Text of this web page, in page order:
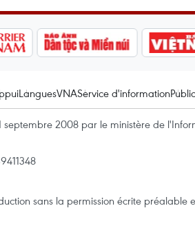
LanguesVNAService d'information
septembre 2008 par le ministère de
sans la permission écrite préalable